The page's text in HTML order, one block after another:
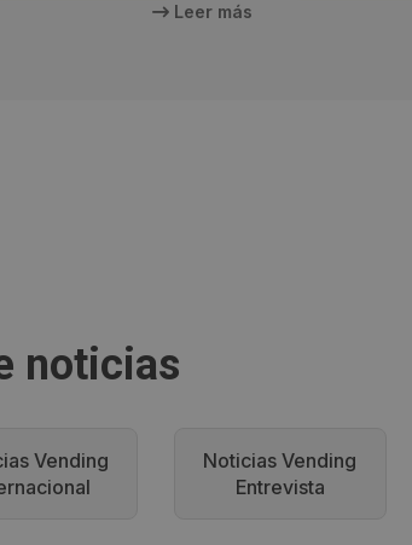
Leer más
noticias
Vending
Noticias Vending
Entrevista